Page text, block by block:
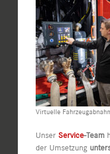
Virtuelle
Unser Service-Team
der Umsetzung